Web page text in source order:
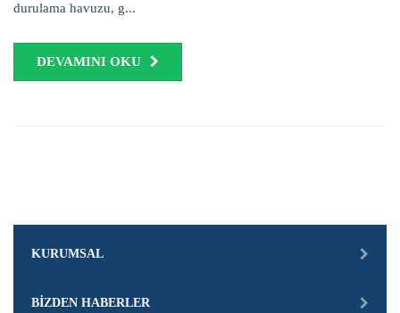
durulama havuzu, g...
DEVAMINI OKU
KURUMSAL
BIZDEN HABERLER